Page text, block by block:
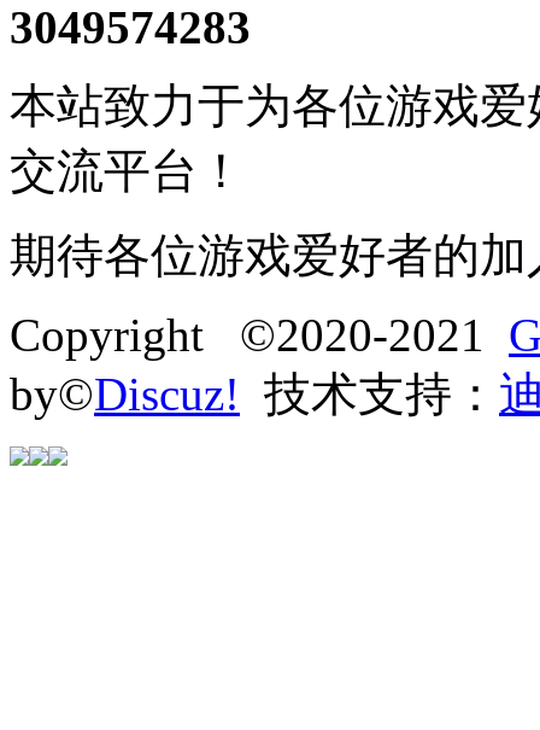
3049574283
本站致力于为各位游戏
交流平台！
期待各位游戏爱好者的加
Copyright ©2020-2021
by©Discuz! 技术支持：